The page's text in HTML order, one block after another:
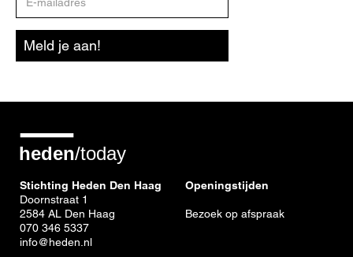
mailadres
Meld je aan!
Stichting Heden Den Haag
Doornstraat 1
2584 AL Den Haag
070 346 5337
info@heden.nl
Openingstijden
Bezoek op afspraak